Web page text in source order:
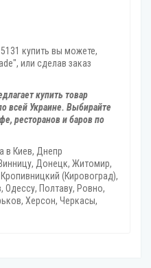
купить вы можете,
или сделав заказ
купить товар
всей Украине. Выбирайте
ресторанов и баров по
в Киев, Днепр
Донецк‎, Житомир,
(Кировоград),
Одессу, Полтаву, Ровно,
Херсон‎, Черкасы,